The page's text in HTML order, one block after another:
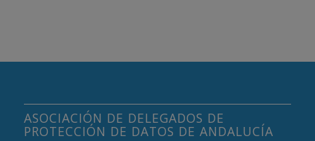
ASOCIACIÓN DE DELEGADOS DE
PROTECCIÓN DE DATOS DE ANDALUCÍA